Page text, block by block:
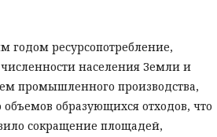
годом ресурсопотребление,
населения Земли и
промышленного производства,
образующихся отходов, что
сокращение площадей,